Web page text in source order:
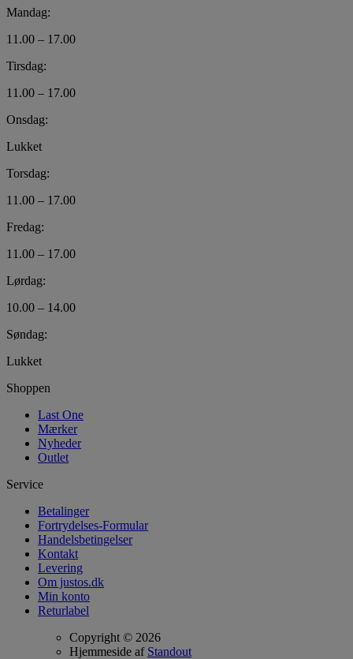
Mandag:
11.00 – 17.00
Tirsdag:
11.00 – 17.00
Onsdag:
Lukket
Torsdag:
11.00 – 17.00
Fredag:
11.00 – 17.00
Lørdag:
10.00 – 14.00
Søndag:
Lukket
Shoppen
Last One
Mærker
Nyheder
Outlet
Service
Betalinger
Fortrydelses-Formular
Handelsbetingelser
Kontakt
Levering
Om justos.dk
Min konto
Returlabel
Copyright © 2026
Hjemmeside af Standout